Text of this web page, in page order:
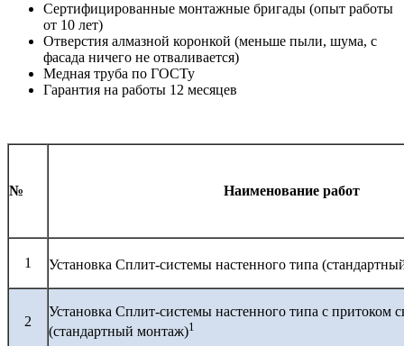
Сертифицированные монтажные бригады (опыт работы
от 10 лет)
Отверстия алмазной коронкой (меньше пыли, шума, с
фасада ничего не отваливается)
Медная труба по ГОСТу
Гарантия на работы 12 месяцев
№ Наименование работ
1 Установка Сплит-системы настенного типа
2
Установка Сплит-системы настенного типа с притоком
(стандартный монтаж)1